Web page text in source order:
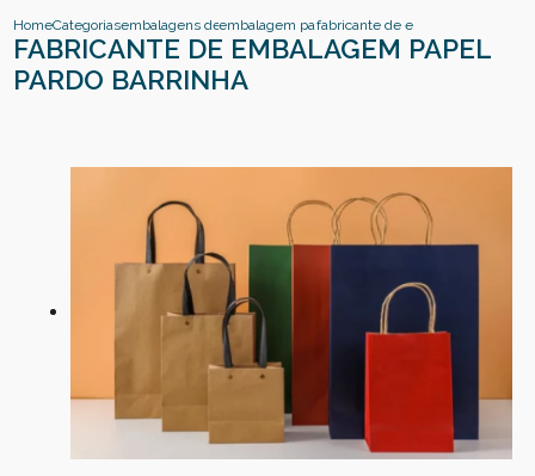
HomeCategoriasembalagens de papelembalagem papel kraft personalizado
fabricante de embalagem papel
FABRICANTE DE EMBALAGEM PAPEL
PARDO BARRINHA